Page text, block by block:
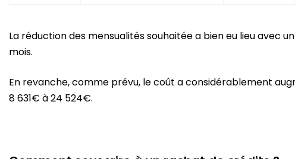
La réduction des mensualités souhaitée a bien eu lieu avec
mois.
En revanche, comme prévu, le coût a considérablement
8 631€ à 24 524€.